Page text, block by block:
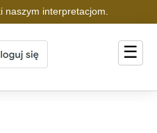
naszym interpretacjom.
☰